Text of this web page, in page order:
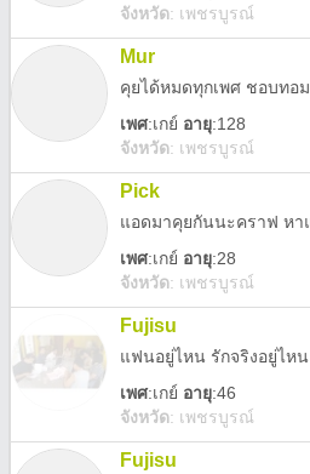
จังหวัด: เพชรบูรณ์
Mur
คุยได้หมดทุกเพศ ชอบทอ
เพศ:เกย์ อายุ:128
จังหวัด: เพชรบูรณ์
Pick
แอดมาคุยกันนะคราฟ หา
เพศ:เกย์ อายุ:28
จังหวัด: เพชรบูรณ์
Fujisu
แฟนอยู่ไหน รักจริงอยู่ไ
เพศ:เกย์ อายุ:46
จังหวัด: เพชรบูรณ์
Fujisu